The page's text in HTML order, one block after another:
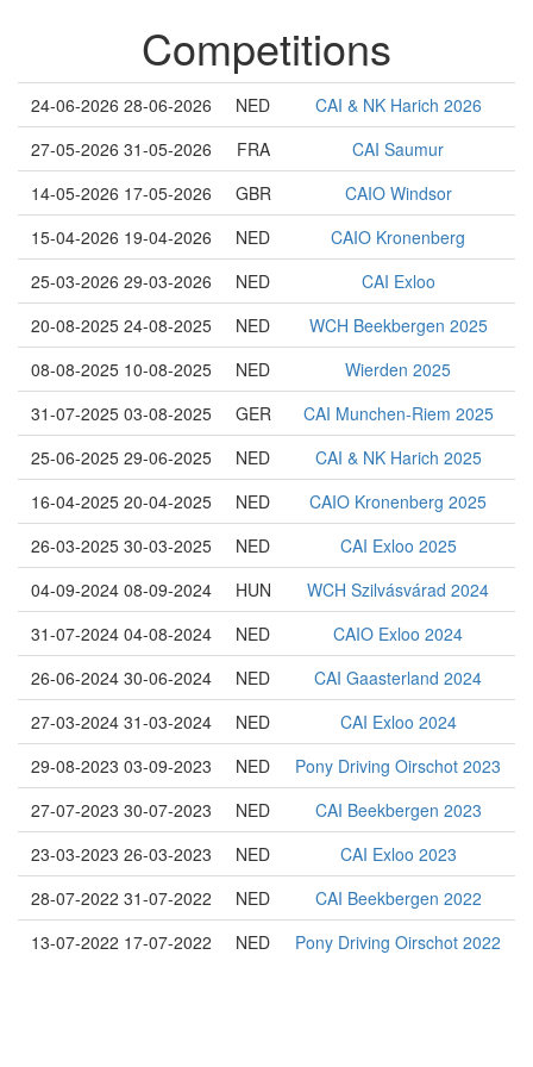
Competitions
24-06-2026 28-06-2026 NED
CAI & NK Harich 2026
27-05-2026 31-05-2026
FRA
CAI Saumur
14-05-2026 17-05-2026
GBR
CAIO Windsor
15-04-2026 19-04-2026
NED
CAIO Kronenberg
25-03-2026 29-03-2026
NED
CAI Exloo
20-08-2025 24-08-2025
NED
WCH Beekbergen 2025
08-08-2025 10-08-2025
NED
Wierden 2025
31-07-2025 03-08-2025
GER
CAI Munchen-Riem 2025
25-06-2025 29-06-2025
NED
CAI & NK Harich 2025
16-04-2025 20-04-2025
NED
CAIO Kronenberg 2025
26-03-2025 30-03-2025
NED
CAI Exloo 2025
04-09-2024 08-09-2024
HUN
WCH Szilvásvárad 2024
31-07-2024 04-08-2024
NED
CAIO Exloo 2024
26-06-2024 30-06-2024
NED
CAI Gaasterland 2024
27-03-2024 31-03-2024
NED
CAI Exloo 2024
29-08-2023 03-09-2023
NED
Pony Driving Oirschot 2023
27-07-2023 30-07-2023
NED
CAI Beekbergen 2023
23-03-2023 26-03-2023
NED
CAI Exloo 2023
28-07-2022 31-07-2022
NED
CAI Beekbergen 2022
13-07-2022 17-07-2022
NED Pony Driving Oirschot 2022